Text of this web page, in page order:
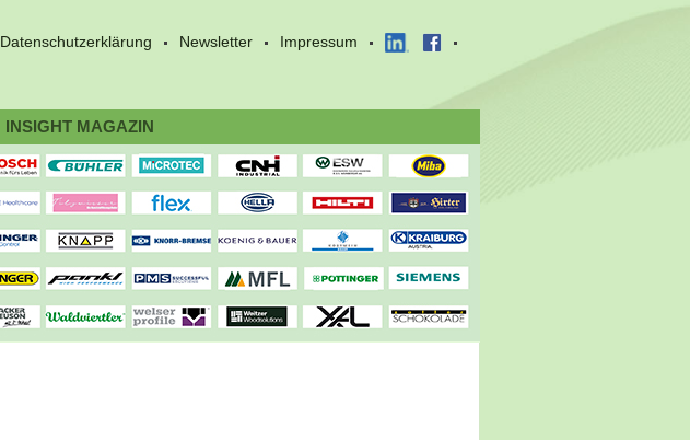
Datenschutzerklärung Newsletter Impressum
INSIGHT MAGAZIN